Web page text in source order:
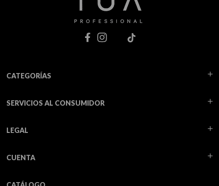
CATEGORÍAS
SERVICIOS AL CONSUMIDOR
LEGAL
CUENTA